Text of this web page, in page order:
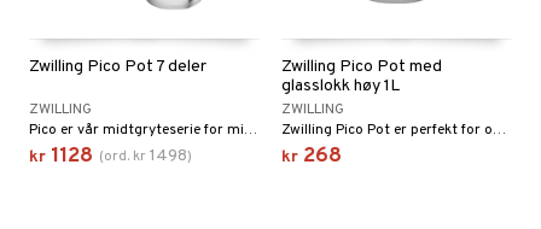
Zwilling Pico Pot 7 deler
ZWILLING
Pico er vår midtgryteserie for mindre porsjoner eller enkelthusholdninger – i dette settet får du en stekepanne og tre gryter med lokk i ulike størrelser som passer til ulike tilberedninger.
kr 1128 (ord. kr 1498)
Zwilling Pico Pot med
glasslokk høy 1L
ZWILLING
Zwilling Pico Pot er perfekt for oppvarming av tilbehør eller lignende med lite volum og med det medfølgende glasslokket kan du enkelt se hva som tilberedes.
kr 268